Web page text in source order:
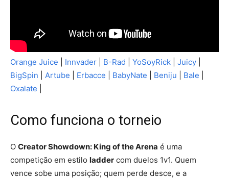
Orange Juice Innvader B-Rad YoSoyRick Juicy
BigSpin
Artube Erbacce BabyNate Beniju Bale
Oxalate
Como funciona o torneio
O Creator Showdown: King of the Arena é uma
competição em estilo ladder com duelos 1v1. Quem
vence sobe uma posição; quem perde desce, e a